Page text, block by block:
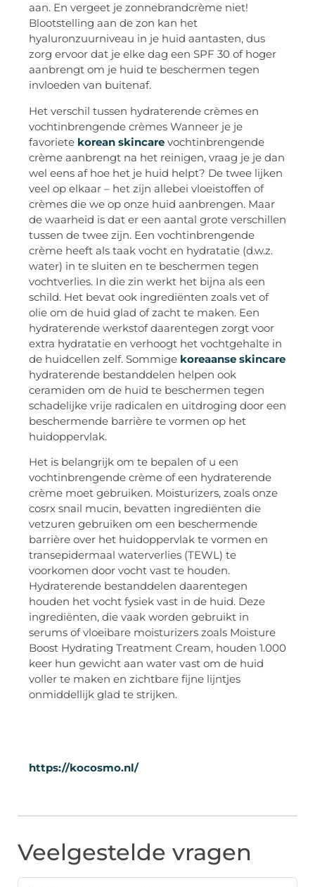
aan. En vergeet je zonnebrandcrème niet!
Blootstelling aan de zon kan het
hyaluronzuurniveau in je huid aantasten, dus
zorg ervoor dat je elke dag een SPF 30 of hoger
aanbrengt om je huid te beschermen tegen
invloeden van buitenaf.
Het verschil tussen hydraterende crèmes en
vochtinbrengende crèmes Wanneer je je
favoriete korean skincare vochtinbrengende
crème aanbrengt na het reinigen, vraag je je dan
wel eens af hoe het je huid helpt? De twee lijken
veel op elkaar – het zijn allebei vloeistoffen of
crèmes die we op onze huid aanbrengen. Maar
de waarheid is dat er een aantal grote verschillen
tussen de twee zijn. Een vochtinbrengende
crème heeft als taak vocht en hydratatie (d.w.z.
water) in te sluiten en te beschermen tegen
vochtverlies. In die zin werkt het bijna als een
schild. Het bevat ook ingrediënten zoals vet of
olie om de huid glad of zacht te maken. Een
hydraterende werkstof daarentegen zorgt voor
extra hydratatie en verhoogt het vochtgehalte in
de huidcellen zelf. Sommige koreaanse skincare
hydraterende bestanddelen helpen ook
ceramiden om de huid te beschermen tegen
schadelijke vrije radicalen en uitdroging door een
beschermende barrière te vormen op het
huidoppervlak.
Het is belangrijk om te bepalen of u een
vochtinbrengende crème of een hydraterende
crème moet gebruiken. Moisturizers, zoals onze
cosrx snail mucin, bevatten ingrediënten die
vetzuren gebruiken om een beschermende
barrière over het huidoppervlak te vormen en
transepidermaal waterverlies (TEWL) te
voorkomen door vocht vast te houden.
Hydraterende bestanddelen daarentegen
houden het vocht fysiek vast in de huid. Deze
ingrediënten, die vaak worden gebruikt in
serums of vloeibare moisturizers zoals Moisture
Boost Hydrating Treatment Cream, houden 1.000
keer hun gewicht aan water vast om de huid
voller te maken en zichtbare fijne lijntjes
onmiddellijk glad te strijken.
https://kocosmo.nl/
Veelgestelde vragen